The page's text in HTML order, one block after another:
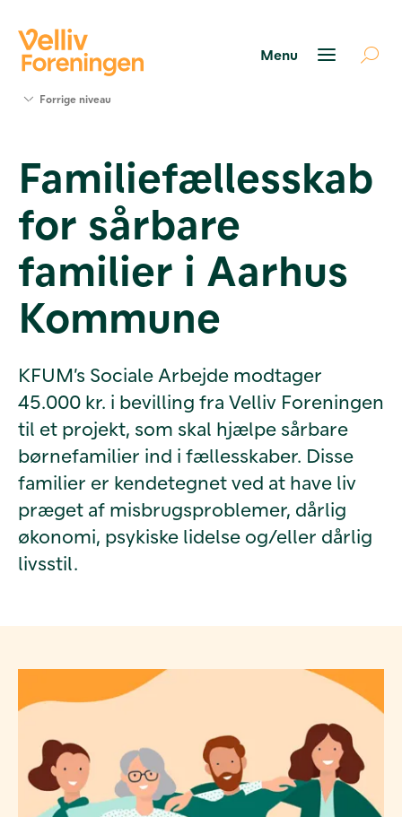
Værktøjer
og viden
Om Velliv
Foreningen
os
Forrige niveau
Familiefællesskab
for sårbare
familier i Aarhus
Kommune
KFUM’s Sociale Arbejde modtager
45.000 kr. i bevilling fra Velliv Foreningen
til et projekt, som skal hjælpe sårbare
børnefamilier ind i fællesskaber. Disse
familier er kendetegnet ved at have liv
præget af misbrugsproblemer, dårlig
økonomi, psykiske lidelse og/eller dårlig
livsstil.